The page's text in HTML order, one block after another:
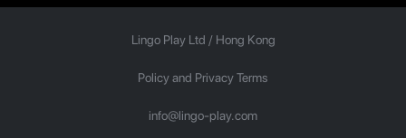
Lingo Play Ltd / Hong Kong
Policy and Privacy Terms
info@lingo-play.com